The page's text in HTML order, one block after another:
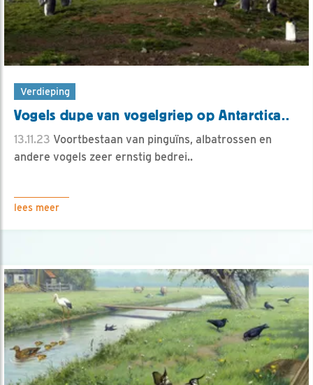
Verdieping
Vogels dupe van vogelgriep op Antarctica..
13.11.23 Voortbestaan van pinguïns, albatrossen en
andere vogels zeer ernstig bedrei..
lees meer